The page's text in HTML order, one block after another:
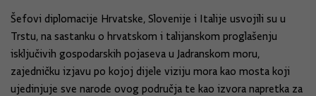
Šefovi diplomacije Hrvatske, Slovenije i Italije usvojili su u
Trstu, na sastanku o hrvatskom i talijanskom proglašenju
isključivih gospodarskih pojaseva u Jadranskom moru,
zajedničku izjavu po kojoj dijele viziju mora kao mosta koji
ujedinjuje sve narode ovog područja te kao izvora napretka za